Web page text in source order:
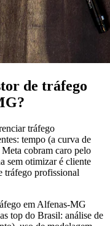
de tráfego
tráfego
tempo (a curva de
cobram caro pelo
sem otimizar é cliente
tráfego profissional
em Alfenas-MG
top do Brasil: análise de